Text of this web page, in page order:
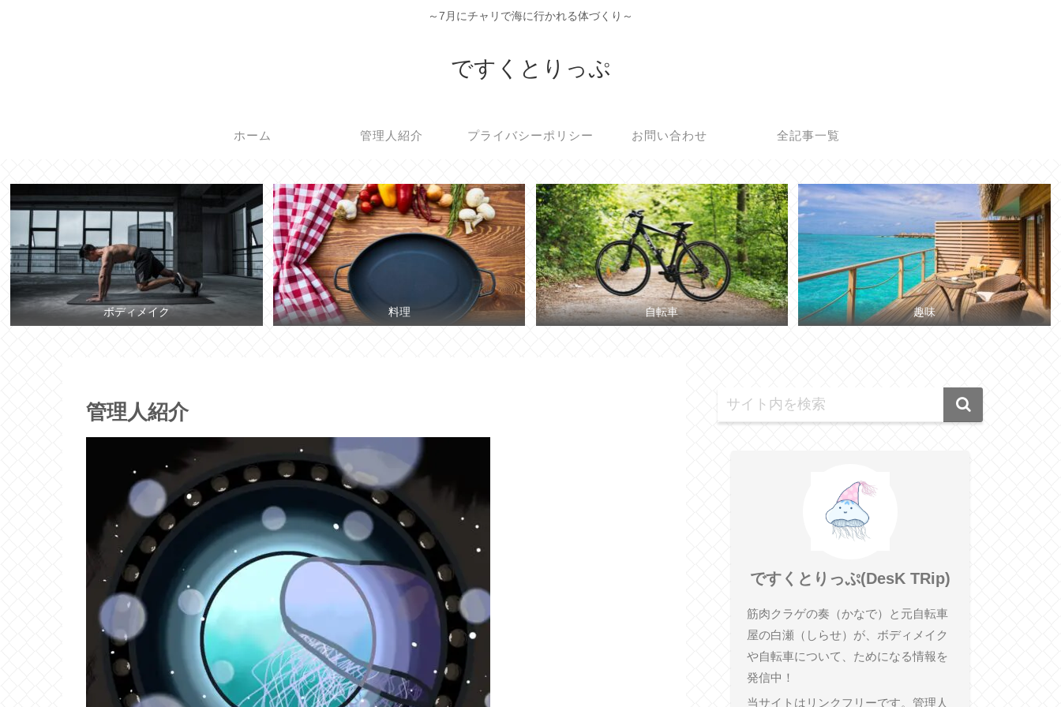
～7月にチャリで海に行かれる体づくり～
ですくとりっぷ
ホーム 管理人紹介 プライバシーポリシー お問い合わせ 全記事一覧
ボディメイク 料理 自転車 趣味
管理人紹介
ですくとりっぷ(DesK TRip)
筋肉クラゲの奏（かなで）と元自転車
屋の白瀬（しらせ）が、ボディメイク
や自転車について、ためになる情報を
発信中！
当サイトはリンクフリーです。管理人